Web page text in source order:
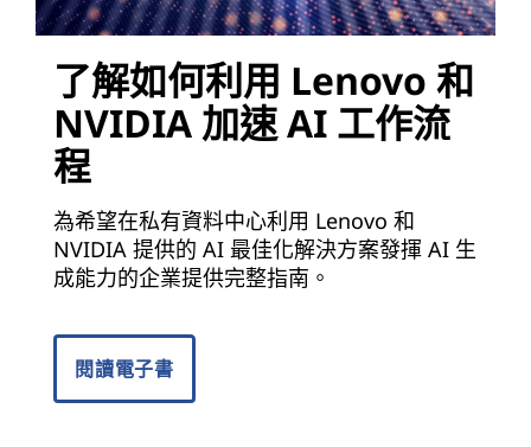
了解如何利用 Lenovo 和
NVIDIA 加速 AI 工作流
程
為希望在私有資料中心利用 Lenovo 和
NVIDIA 提供的 AI 最佳化解決方案發揮 AI 生
成能力的企業提供完整指南。
閱讀電子書